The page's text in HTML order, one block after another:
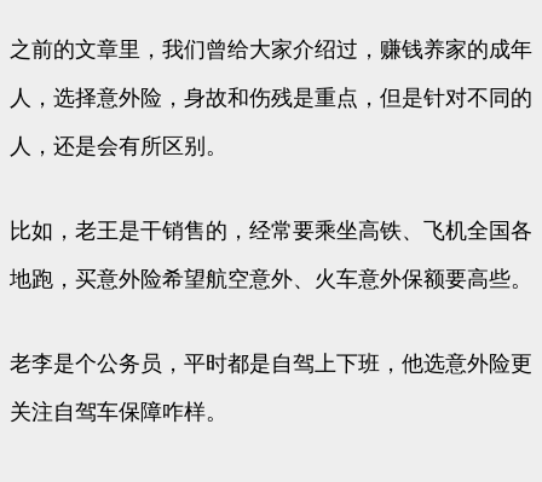
之前的文章里，我们曾给大家介绍过，赚钱养家的成年
人，选择意外险，身故和伤残是重点，但是针对不同的
人，还是会有所区别。
比如，老王是干销售的，经常要乘坐高铁、飞机全国各
地跑，买意外险希望航空意外、火车意外保额要高些。
老李是个公务员，平时都是自驾上下班，他选意外险更
关注自驾车保障咋样。